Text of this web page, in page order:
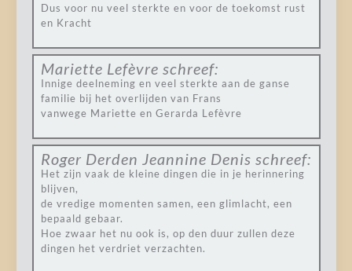
Dus voor nu veel sterkte en voor de toekomst rust
en Kracht
Mariette Lefèvre schreef:
Innige deelneming en veel sterkte aan de ganse
familie bij het overlijden van Frans
vanwege Mariette en Gerarda Lefèvre
Roger Derden Jeannine Denis schreef:
Het zijn vaak de kleine dingen die in je herinnering
blijven,
de vredige momenten samen, een glimlacht, een
bepaald gebaar.
Hoe zwaar het nu ook is, op den duur zullen deze
dingen het verdriet verzachten.